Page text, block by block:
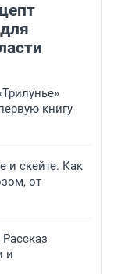
книгу
и скейте. Как
от
и